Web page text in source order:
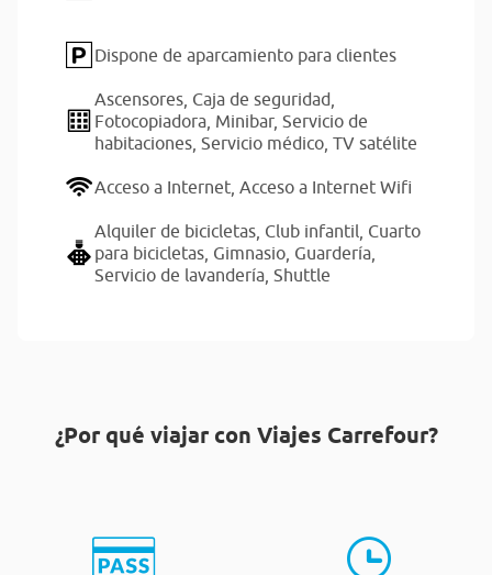
Dispone de aparcamiento para clientes
Ascensores, Caja de seguridad,
Fotocopiadora, Minibar, Servicio de
habitaciones, Servicio médico, TV satélite
Acceso a Internet, Acceso a Internet Wifi
Alquiler de bicicletas, Club infantil, Cuarto
para bicicletas, Gimnasio, Guardería,
Servicio de lavandería, Shuttle
¿Por qué viajar con Viajes Carrefour?